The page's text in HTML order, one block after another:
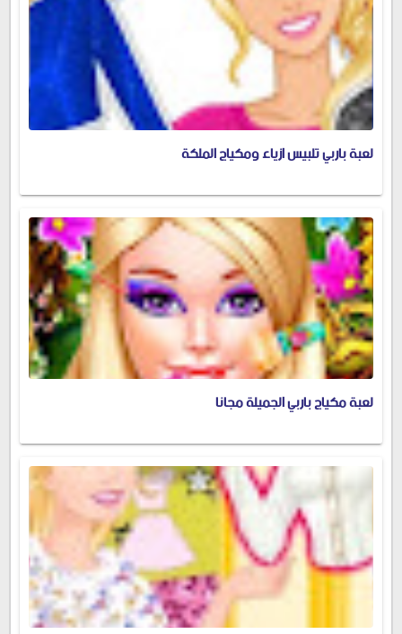
لعبة باربي تلبيس ازياء ومكياج الملكة
لعبة مكياج باربي الجميلة مجانا